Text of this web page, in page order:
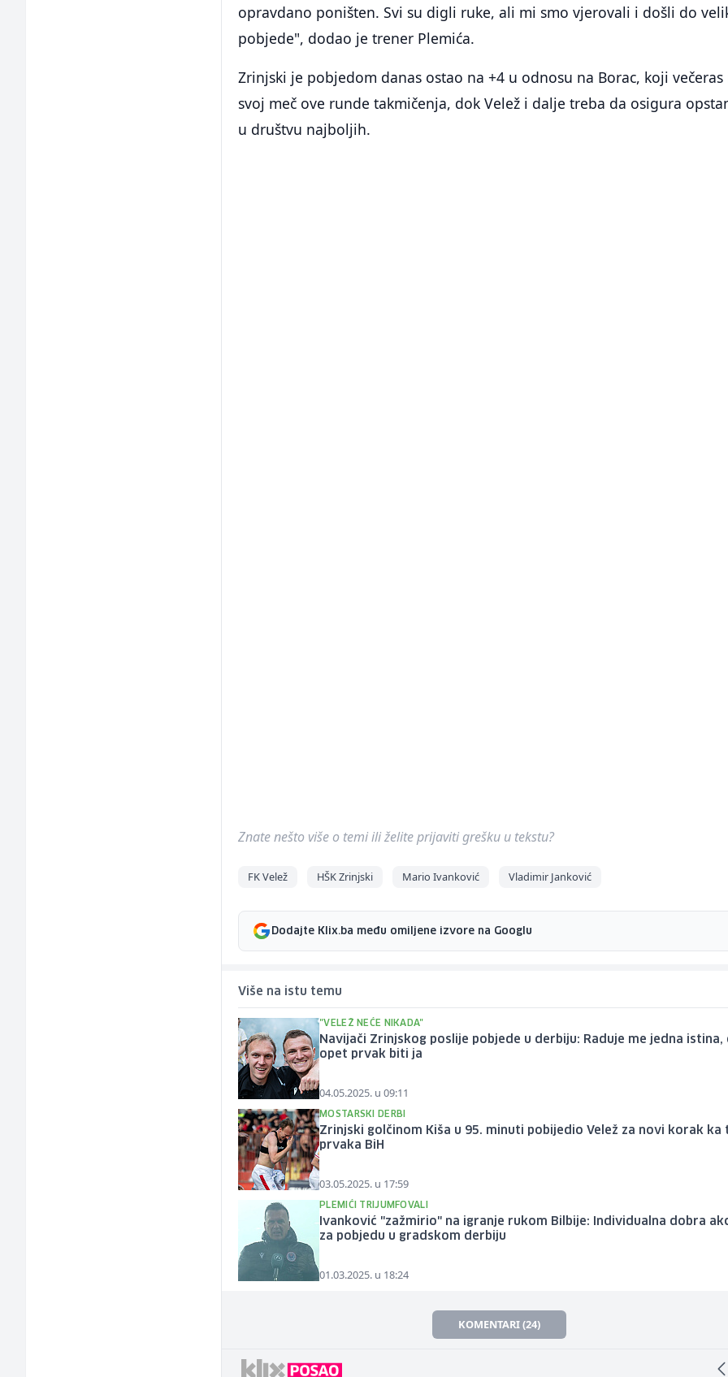
opravdano poništen. Svi su digli ruke, ali mi smo vjerovali i došli do
pobjede", dodao je trener Plemića.
Zrinjski je pobjedom danas ostao na +4 u odnosu na Borac, koji večeras
svoj meč ove runde takmičenja, dok Velež i dalje treba da osigura
u društvu najboljih.
Znate nešto više o temi ili želite prijaviti grešku u tekstu?
FK Velež HŠK Zrinjski Mario Ivanković Vladimir Janković
Dodajte Klix.ba među omiljene izvore na Googlu
Više na istu temu
"VELEŽ NEĆE NIKADA"
Navijači Zrinjskog poslije pobjede u derbiju: Raduje me jedna istina,
opet prvak biti ja
04.05.2025. u 09:11
MOSTARSKI DERBI
Zrinjski golčinom Kiša u 95. minuti pobijedio Velež za novi korak ka
prvaka BiH
03.05.2025. u 17:59
PLEMIĆI TRIJUMFOVALI
Ivanković "zažmirio" na igranje rukom Bilbije: Individualna dobra
za pobjedu u gradskom derbiju
01.03.2025. u 18:24
KOMENTARI (24)